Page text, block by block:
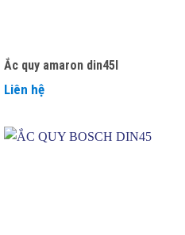
Ắc quy amaron din45l
Liên hệ